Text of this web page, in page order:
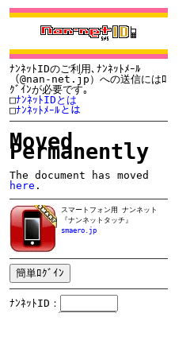
ﾅﾝﾈｯﾄIDのご利用､ﾅﾝﾈｯﾄﾒｰﾙ
（@nan-net.jp）への送信にはﾛ
ｸﾞｲﾝが必要です｡
□ﾅﾝﾈｯﾄIDとは
□ﾅﾝﾈｯﾄﾒｰﾙとは
Moved
Permanently
The document has moved
here .
スマートフォン用 ナンネット
『ナンネットタッチ』
smaero.jp
ﾅﾝﾈｯﾄID：